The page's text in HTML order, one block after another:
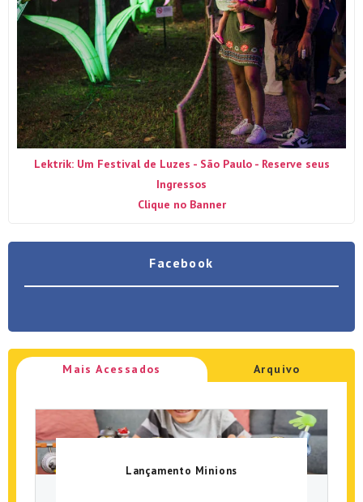
Lektrik: Um Festival de Luzes - São Paulo - Reserve seus
Ingressos
Clique no Banner
Facebook
Mais Acessados Arquivo
Lançamento Minions